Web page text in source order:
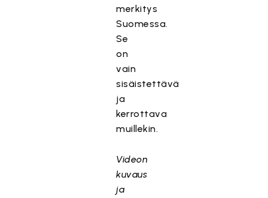
merkitys
Suomessa.
Se
on
vain
sisäistettävä
ja
kerrottava
muillekin.
Videon
kuvaus
ja